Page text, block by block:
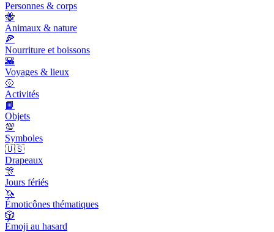
Personnes & corps
🐝
Animaux & nature
🍕
Nourriture et boissons
🌇
Voyages & lieux
🥎
Activités
📙
Objets
💯
Symboles
🇺🇸
Drapeaux
🎊
Jours fériés
🦄
Émoticônes thématiques
🎲
Émoji au hasard